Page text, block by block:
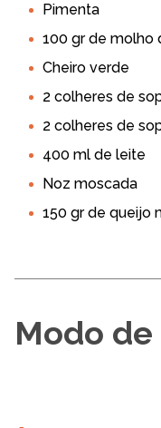
Pimenta
100 gr de molho
Cheiro verde
2 colheres de
2 colheres de
400 ml de leite
Noz moscada
150 gr de queijo
Modo